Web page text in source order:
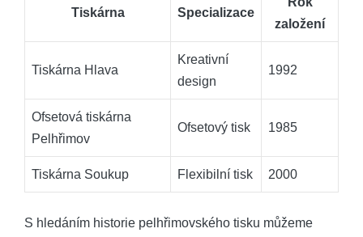
Tiskárna Specializace
založení
Tiskárna Hlava
Kreativní
design
1992
Ofsetová tiskárna⁣
Pelhřimov
Ofsetový tisk 1985
Tiskárna Soukup Flexibilní tisk 2000
S hledáním historie​ pelhřimovského tisku‌ můžeme